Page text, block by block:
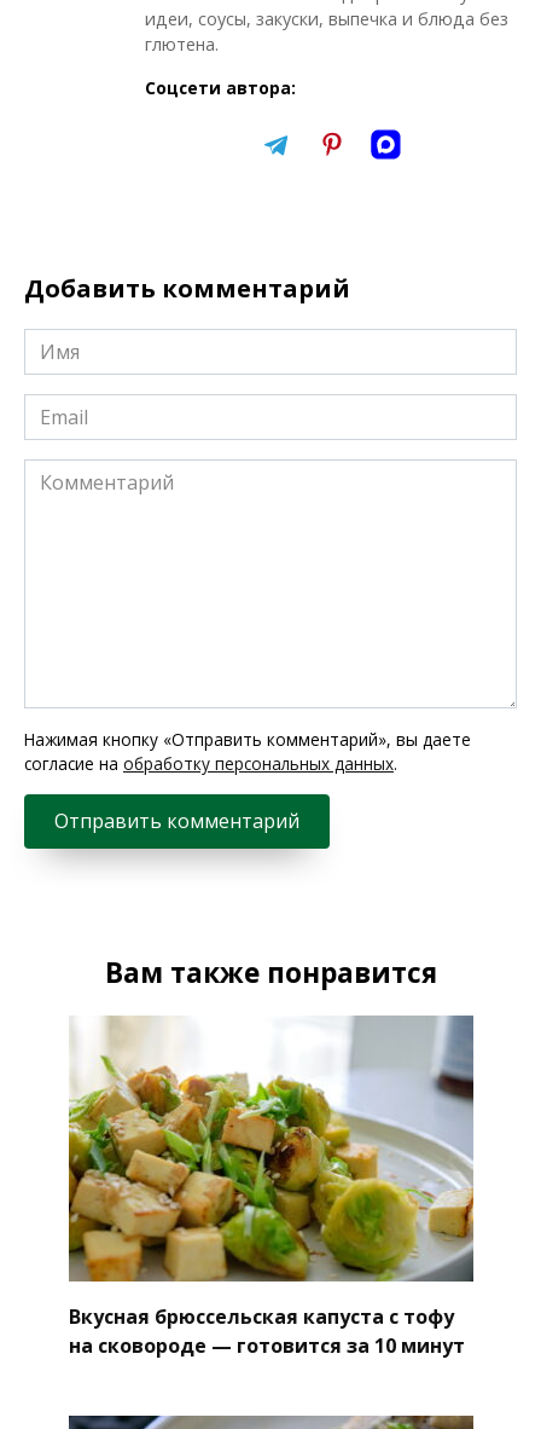
идеи, соусы, закуски, выпечка и блюда без
глютена.
Соцсети автора:
Добавить комментарий
Имя
*
Email
*
Комментарий
Нажимая кнопку «Отправить комментарий», вы даете
согласие на обработку персональных данных.
Вам также понравится
Вкусная брюссельская капуста с тофу
на сковороде — готовится за 10 минут